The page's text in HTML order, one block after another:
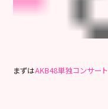
まずはAKB48単独コンサート